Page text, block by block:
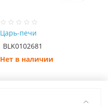
Царь-печи
BLK0102681
Нет в наличии